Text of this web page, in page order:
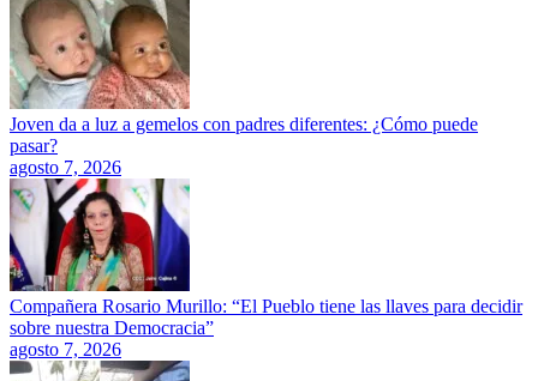
Joven da a luz a gemelos con padres diferentes: ¿Cómo puede
pasar?
agosto 7, 2026
Compañera Rosario Murillo: “El Pueblo tiene las llaves para decidir
sobre nuestra Democracia”
agosto 7, 2026